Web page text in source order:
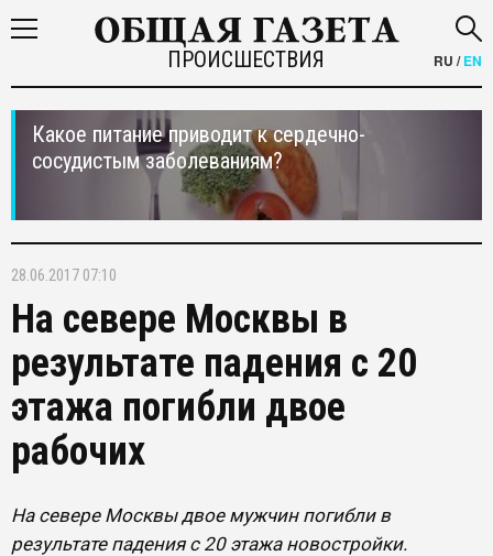
ПРОИСШЕСТВИЯ RU /EN
Какое питание приводит к сердечно-
сосудистым заболеваниям?
28.06.2017 07:10
На севере Москвы в
результате падения с 20
этажа погибли двое
рабочих
На севере Москвы двое мужчин погибли в
результате падения с 20 этажа новостройки.